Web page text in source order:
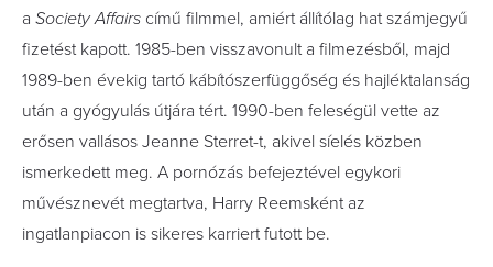
a Society Affairs című filmmel, amiért állítólag hat számjegyű
fizetést kapott. 1985-ben visszavonult a filmezésből, majd
1989-ben évekig tartó kábítószerfüggőség és hajléktalanság
után a gyógyulás útjára tért. 1990-ben feleségül vette az
erősen vallásos Jeanne Sterret-t, akivel síelés közben
ismerkedett meg. A pornózás befejeztével egykori
művésznevét megtartva, Harry Reemsként az
ingatlanpiacon is sikeres karriert futott be.